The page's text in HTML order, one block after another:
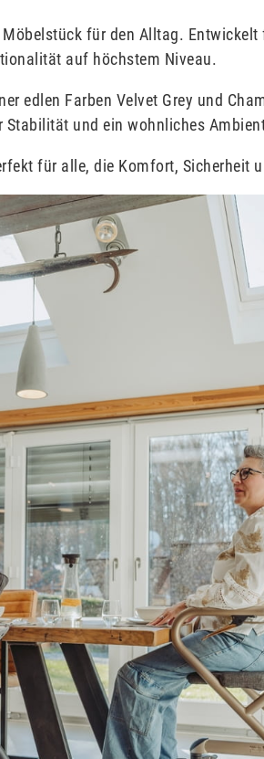
für den Alltag.
auf höchstem Niveau.
edlen Farben Velvet Grey und
und ein wohnliches
für alle, die Komfort, Sicherheit